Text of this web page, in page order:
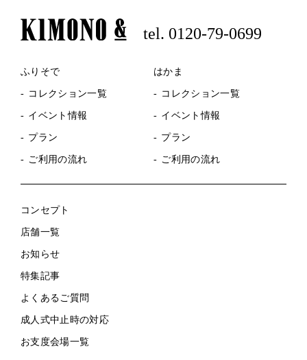
tel. 0120-79-0699
ふりそで
コレクション一覧
イベント情報
プラン
ご利用の流れ
はかま
コレクション一覧
イベント情報
プラン
ご利用の流れ
コンセプト
店舗一覧
お知らせ
特集記事
よくあるご質問
成人式中止時の対応
お支度会場一覧